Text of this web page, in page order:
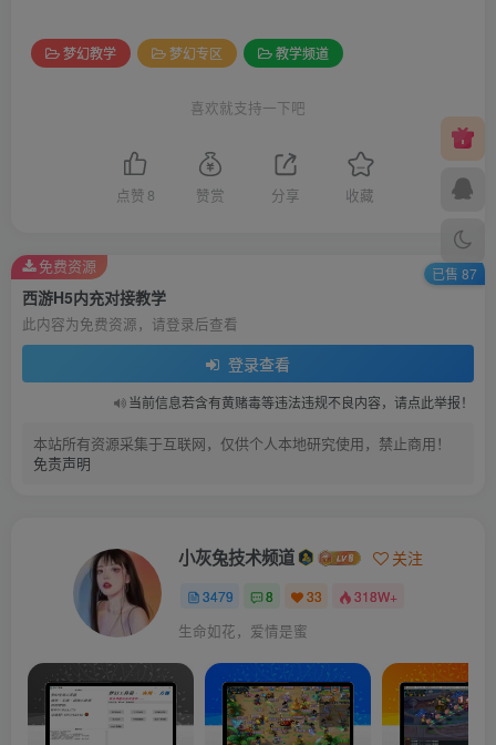
梦幻教学 梦幻专区 教学频道
喜欢就支持一下吧
点赞 8 赞赏 分享 收藏
西游H5内充对接教学
此内容为免费资源，请登录后查看
登录查看
当前信息若含有黄赌毒等违法违规不良内容，请点此举报！
本站所有资源采集于互联网，仅供个人本地研究使用，禁止商用！
免责声明
免费资源 已售 87
小灰兔技术频道 关注
3479 8 33 318W+
生命如花，爱情是蜜